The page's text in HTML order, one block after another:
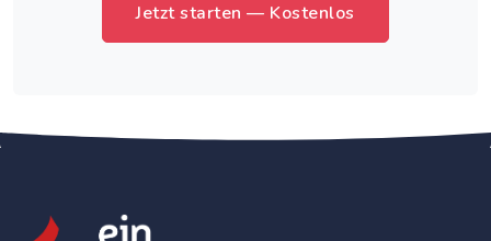
Jetzt starten — Kostenlos